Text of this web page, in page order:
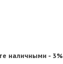
наличными - 3%